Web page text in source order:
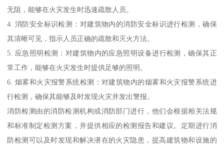
无阻，能够在火灾发生时迅速疏散人员。
4. 消防安全标识检测：对建筑物内的消防安全标识进行检测，确保
其清晰可见，指示人员正确的疏散和灭火方法。
5. 应急照明检测：对建筑物内的应急照明设备进行检测，确保其正
常工作，能够在火灾发生时提供足够的照明。
6. 烟雾和火灾报警系统检测：对建筑物内的烟雾和火灾报警系统进
行检测，确保其能够及时发现火灾并发出警报。
消防检测由的消防检测机构或消防部门进行，他们会根据相关法规
和标准制定检测方案，并提供相应的检测报告和建议。定期进行消
防检测可以及时发现和解决潜在的火灾隐患，提高建筑物和设施的